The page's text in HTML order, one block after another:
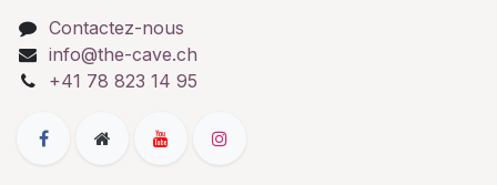
Contactez-nous
info@the-cave.ch
+41 78 823 14 95